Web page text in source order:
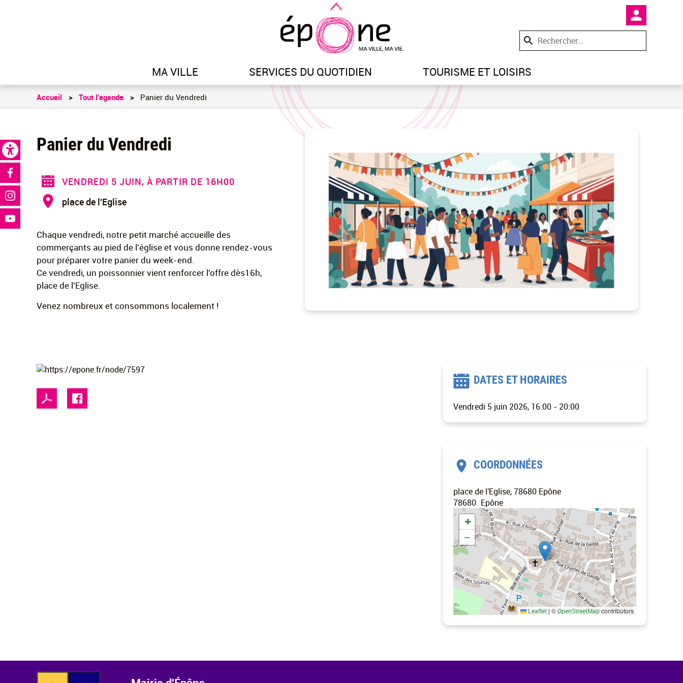
Open toolbar
Aller
au
contenu
principal
En-tête
MA VILLE SERVICES DU QUOTIDIEN TOURISME ET LOISIRS
Réseaux sociaux
Accueil Tout l'agenda Panier du Vendredi
Panier du Vendredi
VENDREDI 5 JUIN, À PARTIR DE 16H00
place de l'Eglise
Chaque vendredi, notre petit marché accueille des
commerçants au pied de l'église et vous donne rendez-vous
pour préparer votre panier du week-end.
Ce vendredi, un poissonnier vient renforcer l'offre dès16h,
place de l'Eglise.
Venez nombreux et consommons localement !
DATES ET HORAIRES
Vendredi 5 juin 2026, 16:00 - 20:00
COORDONNÉES
place de l'Eglise, 78680 Epône
78680 Epône
+
−
Leaflet | ©OpenStreetMapcontributors